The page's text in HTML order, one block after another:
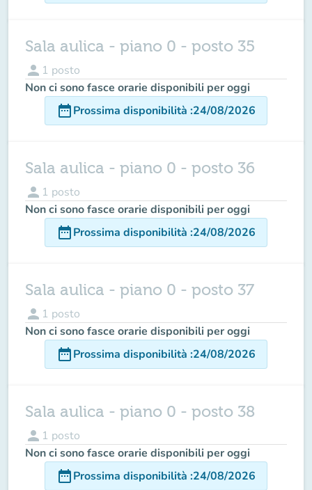
Sala aulica - piano 0 - posto 35
person 1 posto
Non ci sono fasce orarie disponibili per oggi
date_rangeProssima disponibilità :24/08/2026
Sala aulica - piano 0 - posto 36
person 1 posto
Non ci sono fasce orarie disponibili per oggi
date_rangeProssima disponibilità :24/08/2026
Sala aulica - piano 0 - posto 37
person 1 posto
Non ci sono fasce orarie disponibili per oggi
date_rangeProssima disponibilità :24/08/2026
Sala aulica - piano 0 - posto 38
person 1 posto
Non ci sono fasce orarie disponibili per oggi
date_rangeProssima disponibilità :24/08/2026